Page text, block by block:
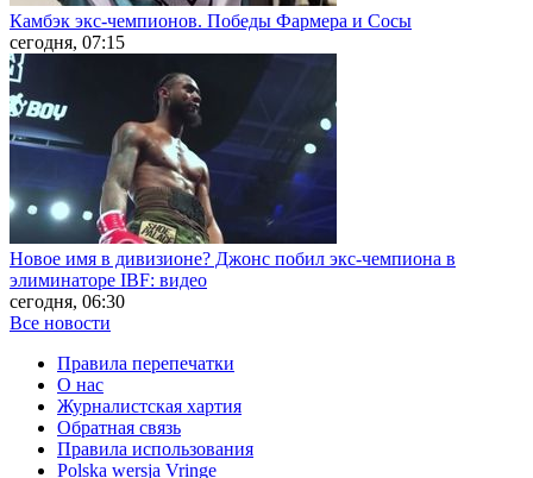
Камбэк экс-чемпионов. Победы Фармера и Сосы
сегодня, 07:15
Новое имя в дивизионе? Джонс побил экс-чемпиона в
элиминаторе IBF: видео
сегодня, 06:30
Все новости
Правила перепечатки
О нас
Журналистская хартия
Обратная связь
Правила использования
Polska wersja Vringe